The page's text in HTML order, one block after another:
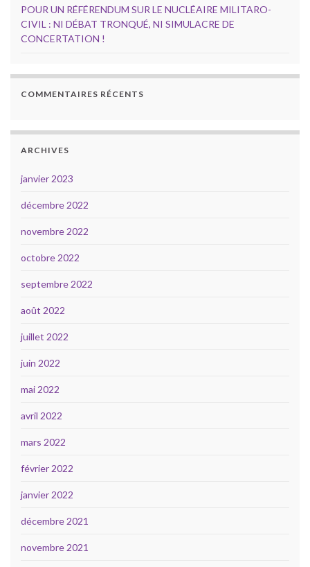
POUR UN RÉFÉRENDUM SUR LE NUCLÉAIRE MILITARO-
CIVIL : NI DÉBAT TRONQUÉ, NI SIMULACRE DE
CONCERTATION !
COMMENTAIRES RÉCENTS
ARCHIVES
janvier 2023
décembre 2022
novembre 2022
octobre 2022
septembre 2022
août 2022
juillet 2022
juin 2022
mai 2022
avril 2022
mars 2022
février 2022
janvier 2022
décembre 2021
novembre 2021